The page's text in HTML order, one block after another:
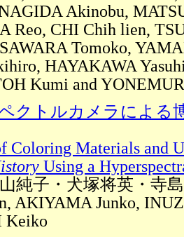
Akinobu,
Reo, CHI Chih lien,
Tomoko,
HAYAKAWA
Kumi and
クトルカメラによる
Coloring Materials and
Using a
純子・犬塚将英・寺
AKIYAMA Junko,
Keiko